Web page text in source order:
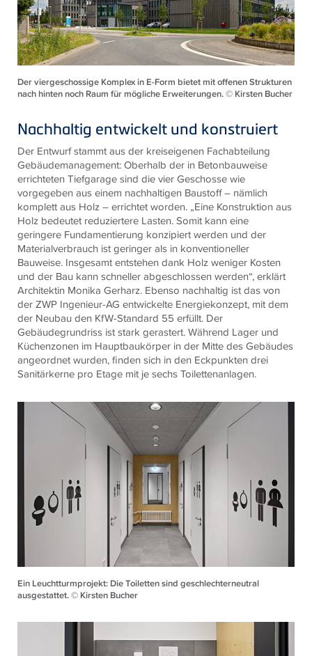
Der viergeschossige Komplex in E-Form bietet mit offenen Strukturen
nach hinten noch Raum für mögliche Erweiterungen. © Kirsten Bucher
Nachhaltig entwickelt und konstruiert
Der Entwurf stammt aus der kreiseigenen Fachabteilung
Gebäudemanagement: Oberhalb der in Betonbauweise
errichteten Tiefgarage sind die vier Geschosse wie
vorgegeben aus einem nachhaltigen Baustoff – nämlich
komplett aus Holz – errichtet worden. „Eine Konstruktion aus
Holz bedeutet reduziertere Lasten. Somit kann eine
geringere Fundamentierung konzipiert werden und der
Materialverbrauch ist geringer als in konventioneller
Bauweise. Insgesamt entstehen dank Holz weniger Kosten
und der Bau kann schneller abgeschlossen werden“, erklärt
Architektin Monika Gerharz. Ebenso nachhaltig ist das von
der ZWP Ingenieur-AG entwickelte Energiekonzept, mit dem
der Neubau den KfW-Standard 55 erfüllt. Der
Gebäudegrundriss ist stark gerastert. Während Lager und
Küchenzonen im Hauptbaukörper in der Mitte des Gebäudes
angeordnet wurden, finden sich in den Eckpunkten drei
Sanitärkerne pro Etage mit je sechs Toilettenanlagen.
Ein Leuchtturmprojekt: Die Toiletten sind geschlechterneutral
ausgestattet. © Kirsten Bucher